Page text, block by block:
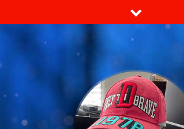
至